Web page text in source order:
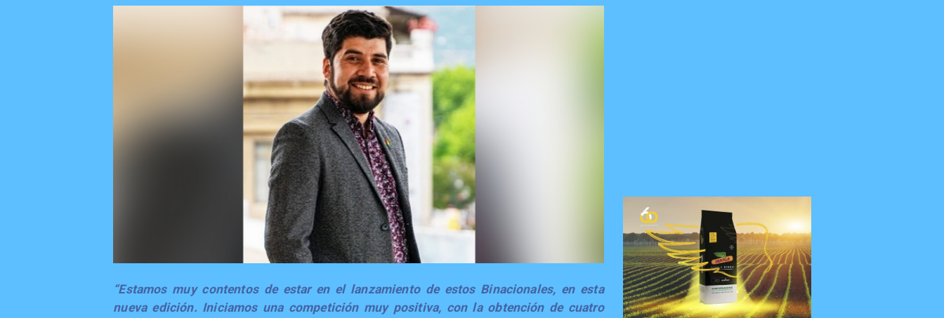
“Estamos muy contentos de estar en el lanzamiento de estos Binacionales, en esta
nueva edición. Iniciamos una competición muy positiva, con la obtención de cuatro